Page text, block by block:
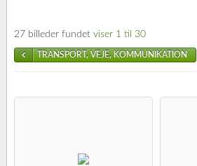
27 billeder fundet viser 1 til 30
TRANSPORT, VEJE, KOMMUNIKATION